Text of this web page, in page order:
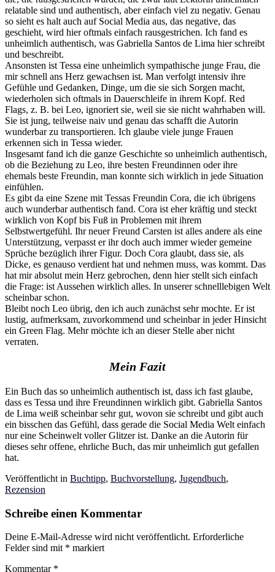
relatable sind und authentisch, aber einfach viel zu negativ. Genau
so sieht es halt auch auf Social Media aus, das negative, das
geschieht, wird hier oftmals einfach rausgestrichen. Ich fand es
unheimlich authentisch, was Gabriella Santos de Lima hier schreibt
und beschreibt.
Ansonsten ist Tessa eine unheimlich sympathische junge Frau, die
mir schnell ans Herz gewachsen ist. Man verfolgt intensiv ihre
Gefühle und Gedanken, Dinge, um die sie sich Sorgen macht,
wiederholen sich oftmals in Dauerschleife in ihrem Kopf. Red
Flags, z. B. bei Leo, ignoriert sie, weil sie sie nicht wahrhaben will.
Sie ist jung, teilweise naiv und genau das schafft die Autorin
wunderbar zu transportieren. Ich glaube viele junge Frauen
erkennen sich in Tessa wieder.
Insgesamt fand ich die ganze Geschichte so unheimlich authentisch,
ob die Beziehung zu Leo, ihre besten Freundinnen oder ihre
ehemals beste Freundin, man konnte sich wirklich in jede Situation
einfühlen.
Es gibt da eine Szene mit Tessas Freundin Cora, die ich übrigens
auch wunderbar authentisch fand. Cora ist eher kräftig und steckt
wirklich von Kopf bis Fuß in Problemen mit ihrem
Selbstwertgefühl. Ihr neuer Freund Carsten ist alles andere als eine
Unterstützung, verpasst er ihr doch auch immer wieder gemeine
Sprüche bezüglich ihrer Figur. Doch Cora glaubt, dass sie, als
Dicke, es genauso verdient hat und nehmen muss, was kommt. Das
hat mir absolut mein Herz gebrochen, denn hier stellt sich einfach
die Frage: ist Aussehen wirklich alles. In unserer schnelllebigen Welt
scheinbar schon.
Bleibt noch Leo übrig, den ich auch zunächst sehr mochte. Er ist
lustig, aufmerksam, zuvorkommend und scheinbar in jeder Hinsicht
ein Green Flag. Mehr möchte ich an dieser Stelle aber nicht
verraten.
Mein Fazit
Ein Buch das so unheimlich authentisch ist, dass ich fast glaube,
dass es Tessa und ihre Freundinnen wirklich gibt. Gabriella Santos
de Lima weiß scheinbar sehr gut, wovon sie schreibt und gibt auch
ein bisschen das Gefühl, dass gerade die Social Media Welt einfach
nur eine Scheinwelt voller Glitzer ist. Danke an die Autorin für
dieses sehr offene, ehrliche Buch, das mir unheimlich gut gefallen
hat.
Veröffentlicht in Buchtipp, Buchvorstellung, Jugendbuch,
Rezension
Schreibe einen Kommentar
Deine E-Mail-Adresse wird nicht veröffentlicht. Erforderliche
Felder sind mit * markiert
Kommentar *